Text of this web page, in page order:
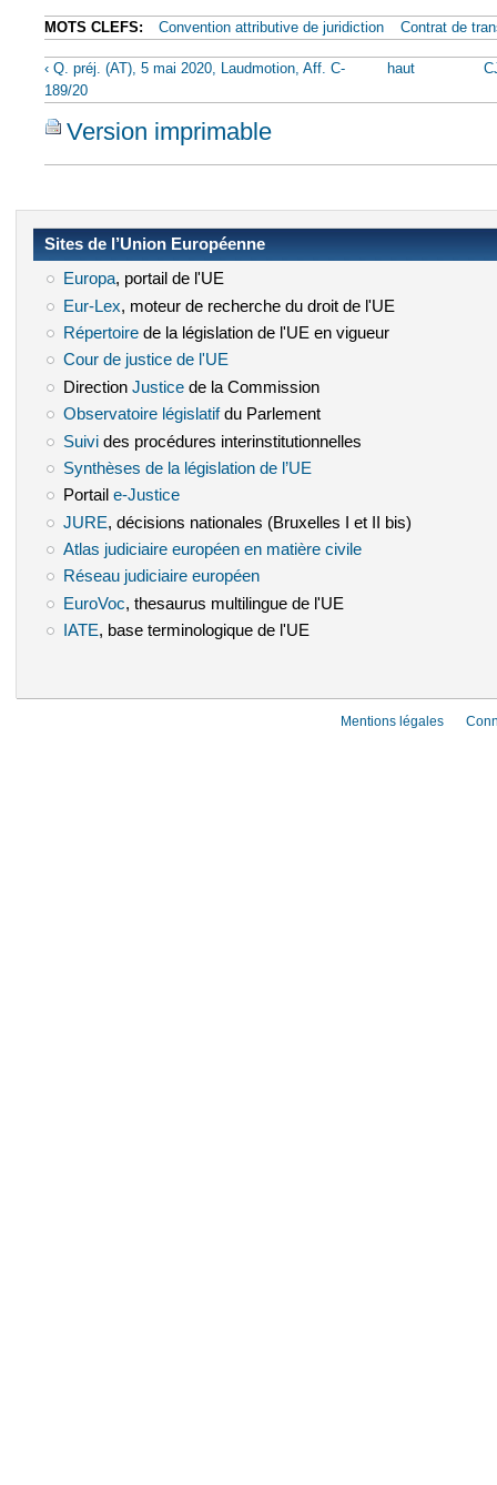
MOTS CLEFS: Convention attributive de juridiction Contrat de
‹ Q. préj. (AT), 5 mai 2020, Laudmotion, Aff. C-
189/20
haut
Version imprimable
Sites de l’Union Européenne
Europa(le lien est externe)
, portail de l'UE
Eur-Lex (le lien est externe)
, moteur de recherche du droit de l'UE
Répertoire(le lien est externe)
de la législation de l'UE en vigueur
Cour de justice de l'UE
Direction Justice(le lien est externe)
de la Commission
Observatoire législatif(le lien est externe)
du Parlement
Suivi(le lien est externe)
des procédures interinstitutionnelles
Synthèses de la législation de l’UE
Portail e-Justice(le lien est externe)
JURE (le lien est externe)
, décisions nationales (Bruxelles I et II bis)
Atlas judiciaire européen en matière civile(le lien est externe)
Réseau judiciaire européen(le lien est externe)
EuroVoc (le lien est externe)
, thesaurus multilingue de l'UE
IATE(le lien est externe)
, base terminologique de l'UE
Mentions légales